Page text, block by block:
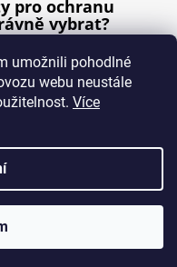
umožnili pohodlné
webu neustále
Více
pro ochranu
vybrat?
lithiové